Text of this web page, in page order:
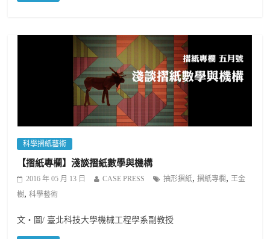
科學摺紙藝術
【摺紙專欄】淺談摺紙數學與機構
2016 年 05 月 13 日 CASE PRESS 抽形摺紙,摺紙專欄 , 王金
樹,科學藝術
文・圖/ 臺北科技大學機械工程學系副教授